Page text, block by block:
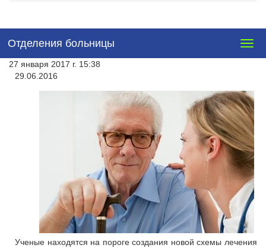
Отделения больницы
27 января 2017 г. 15:38
29.06.2016
Ученые находятся на пороге создания новой схемы лечения